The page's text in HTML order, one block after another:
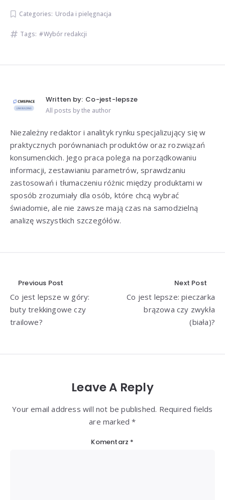
Categories: Uroda i pielęgnacja
Tags: Wybór redakcji
Written by: Co-jest-lepsze
All posts by the author
Niezależny redaktor i analityk rynku specjalizujący się w
praktycznych porównaniach produktów oraz rozwiązań
konsumenckich. Jego praca polega na porządkowaniu
informacji, zestawianiu parametrów, sprawdzaniu
zastosowań i tłumaczeniu różnic między produktami w
sposób zrozumiały dla osób, które chcą wybrać
świadomie, ale nie zawsze mają czas na samodzielną
analizę wszystkich szczegółów.
Nawigacja
wpisu
Previous Post
Co jest lepsze w góry:
buty trekkingowe czy
trailowe?
Next Post
Co jest lepsze: pieczarka
brązowa czy zwykła
(biała)?
Leave A Reply
Your email address will not be published. Required fields
are marked *
Komentarz *